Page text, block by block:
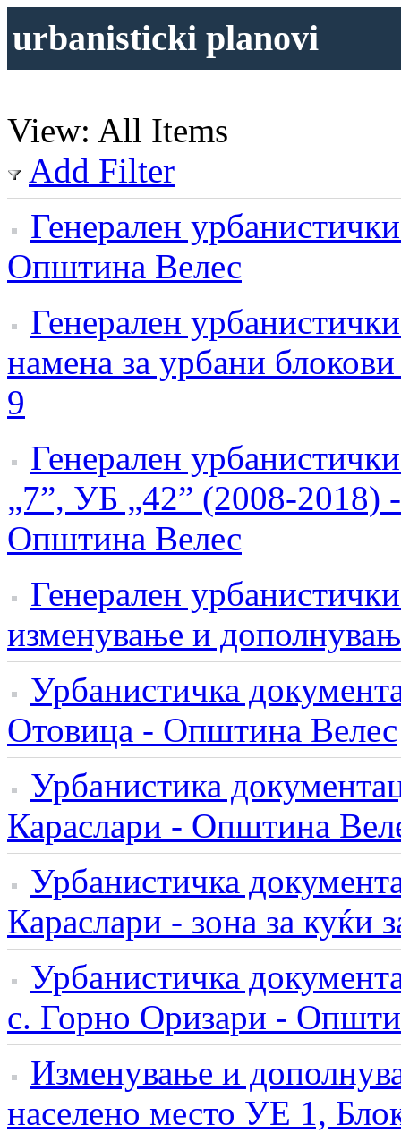
urbanisticki planovi
View: All Items
Add Filter
Генерален
Општина Велес
Генерален
намена за урбани
9
Генерален
„7”, УБ „42” (2008-2018)
Oпштина Велес
Генерален
изменување и
Урбанистичка
Отовица - Општина Велес
Урбанистика
Караслари - Општина
Урбанистичка
Караслари - зона за
Урбанистичка
с. Горно Оризари -
Изменување и
населено место УЕ 1,